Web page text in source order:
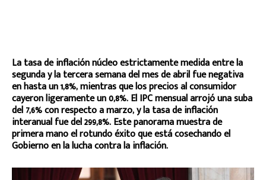
La tasa de inflación núcleo estrictamente medida entre la
segunda y la tercera semana del mes de abril fue negativa
en hasta un 1,8%, mientras que los precios al consumidor
cayeron ligeramente un 0,8%. El IPC mensual arrojó una suba
del 7,6% con respecto a marzo, y la tasa de inflación
interanual fue del 299,8%. Este panorama muestra de
primera mano el rotundo éxito que está cosechando el
Gobierno en la lucha contra la inflación.